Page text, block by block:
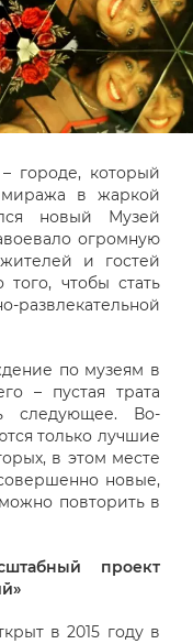
городе, который
в жаркой
новый Музей
огромную
и гостей
того, чтобы стать
по музеям в
– пустая трата
следующее. Во-
только лучшие
в этом месте
новые,
повторить в
проект
в 2015 году в